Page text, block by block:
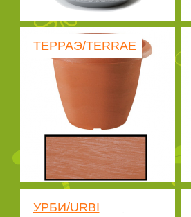
ТЕРРАЭ/TERRAE
УРБИ/URBI